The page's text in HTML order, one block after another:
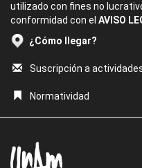
utilizado con fines no
conformidad con el AVISO
¿Cómo llegar?
Suscripción a
Normatividad